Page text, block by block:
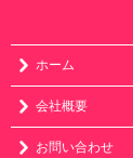
ホーム
会社概要
お問い合わせ